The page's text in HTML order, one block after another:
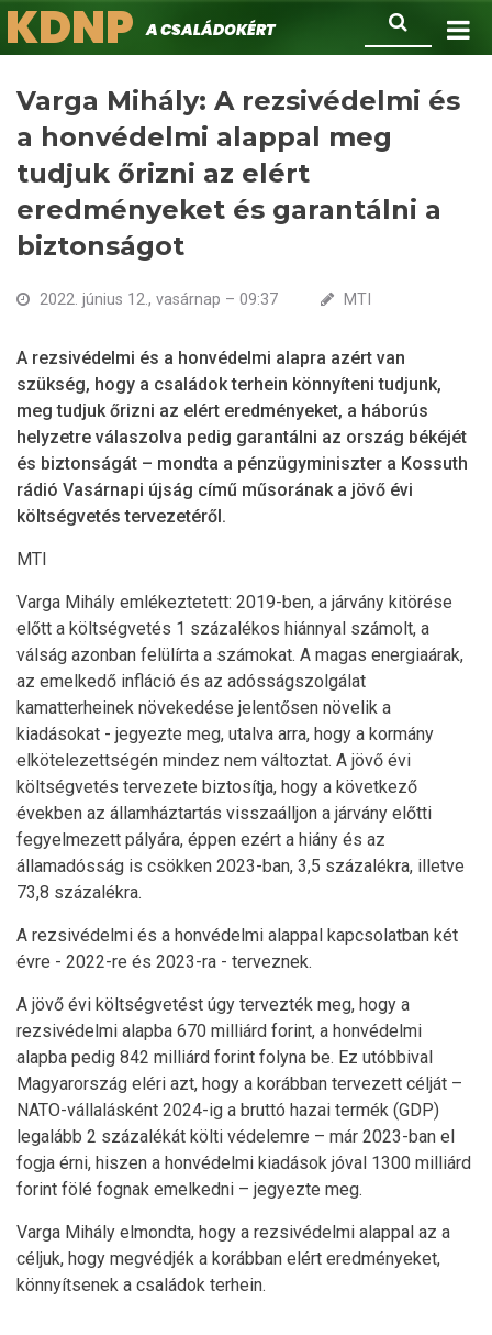
Ugrás
a
Keresés
KDNPA családokért.
Varga Mihály: A rezsivédelmi és
a honvédelmi alappal meg
tudjuk őrizni az elért
eredményeket és garantálni a
biztonságot
2022. június 12., vasárnap – 09:37 MTI
A rezsivédelmi és a honvédelmi alapra azért van
szükség, hogy a családok terhein könnyíteni tudjunk,
meg tudjuk őrizni az elért eredményeket, a háborús
helyzetre válaszolva pedig garantálni az ország békéjét
és biztonságát – mondta a pénzügyminiszter a Kossuth
rádió Vasárnapi újság című műsorának a jövő évi
költségvetés tervezetéről.
MTI
Varga Mihály emlékeztetett: 2019-ben, a járvány kitörése
előtt a költségvetés 1 százalékos hiánnyal számolt, a
válság azonban felülírta a számokat. A magas energiaárak,
az emelkedő infláció és az adósságszolgálat
kamatterheinek növekedése jelentősen növelik a
kiadásokat - jegyezte meg, utalva arra, hogy a kormány
elkötelezettségén mindez nem változtat. A jövő évi
költségvetés tervezete biztosítja, hogy a következő
években az államháztartás visszaálljon a járvány előtti
fegyelmezett pályára, éppen ezért a hiány és az
államadósság is csökken 2023-ban, 3,5 százalékra, illetve
73,8 százalékra.
A rezsivédelmi és a honvédelmi alappal kapcsolatban két
évre - 2022-re és 2023-ra - terveznek.
A jövő évi költségvetést úgy tervezték meg, hogy a
rezsivédelmi alapba 670 milliárd forint, a honvédelmi
alapba pedig 842 milliárd forint folyna be. Ez utóbbival
Magyarország eléri azt, hogy a korábban tervezett célját –
NATO-vállalásként 2024-ig a bruttó hazai termék (GDP)
legalább 2 százalékát költi védelemre – már 2023-ban el
fogja érni, hiszen a honvédelmi kiadások jóval 1300 milliárd
forint fölé fognak emelkedni – jegyezte meg.
Varga Mihály elmondta, hogy a rezsivédelmi alappal az a
céljuk, hogy megvédjék a korábban elért eredményeket,
könnyítsenek a családok terhein.